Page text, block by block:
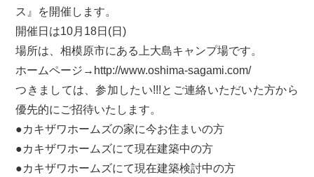
ス』を開催します。
開催日は10月18日(日)
場所は、相模原市にある上大島キャンプ場です。
ホームページ→ http://www.oshima-sagami.com/
つきましては、参加したい!!!とご連絡いただいた方から
優先的にご招待いたします。
●カキザワホームズの家に今お住まいの方
●カキザワホームズにて現在建築中の方
●カキザワホームズにて現在建築検討中の方